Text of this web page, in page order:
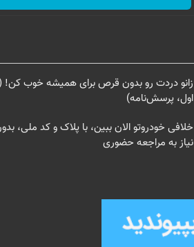
زانو دردت رو بدون قرص برای همیشه خوب کن!
اول، پرسش‌نامه)
خلافی خودروتو الان ببین، با پلاک و کد ملی،
نیاز به مراجعه حضوری